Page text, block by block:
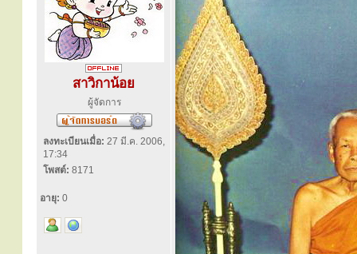
สาวิกาน้อย
ผู้จัดการ
ลงทะเบียนเมื่อ: 27 มี.ค. 2006,
17:34
โพสต์: 8171
อายุ: 0